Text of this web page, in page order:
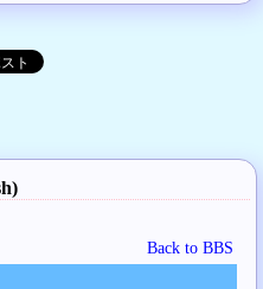
Back to BBS